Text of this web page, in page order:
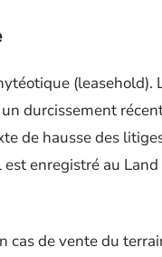
(leasehold).
durcissement
de hausse des
enregistré au
cas de vente du